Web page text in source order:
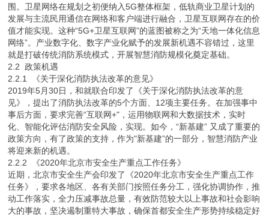
围。卫星网络在规划之初便纳入5G整体框架，低轨商业卫星计划的
发展与主流民用通信在网络和客户端进行融合，卫星互联网存在的价
值才能实现。这种“5G+卫星互联网”的蓝图被称之为“天地一体化信息
网络”。产业数字化、数字产业化赋予的发展新机遇不容错过，这里
就是打破传统消防系统模式，开展智慧消防规模化奠定基础。
2.2 政策机遇
2.2.1 《关于深化消防执法改革的意见》
2019年5月30日，和就联合印发了《关于深化消防执法改革的意
见》，提出了消防执法改革的5个方面、12项主要任务。在加强事中
事后方面，要求完善“互联网+"，运用物联网和大数据技术，实时
化、智能化评估消防安全风险，实现。如今，“新基建” 又成了重要的
政策方向，有了政策的支持，作为"新基建”的一部分，智慧消防产业
将迎来新的机遇。
2.2.2 《2020年北京市安全生产重点工作任务》
近期，北京市安全生产会印发了《2020年北京市安全生产重点工作
任务》，要求各地区、各有关部门按照任务分工，强化协调协作，推
动工作落实，全力压减事故总量，有效防范较大以上事故和社会影响
大的事故，坚决遏制重特大事故，确保首都安全生产形势持续稳定好